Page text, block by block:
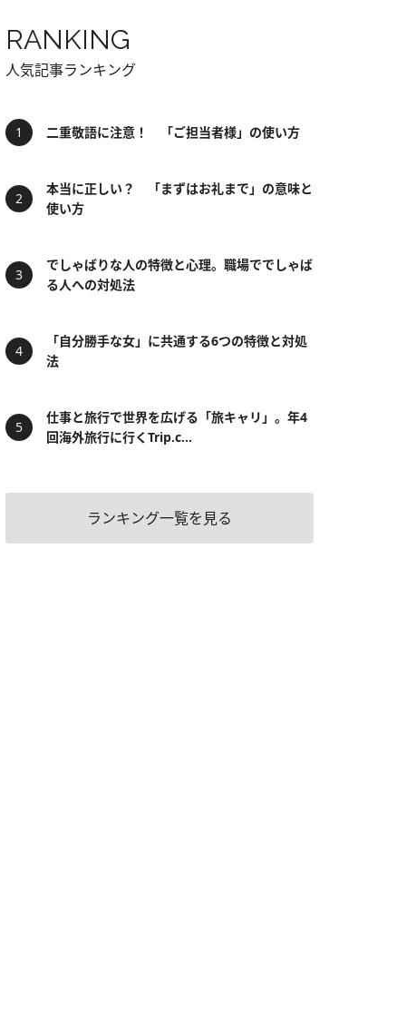
RANKING
人気記事ランキング
二重敬語に注意！ 「ご担当者様」の使い方
本当に正しい？ 「まずはお礼まで」の意味と
使い方
でしゃばりな人の特徴と心理。職場ででしゃば
る人への対処法
「自分勝手な女」に共通する6つの特徴と対処
法
仕事と旅行で世界を広げる「旅キャリ」。年4
回海外旅行に行くTrip.c...
ランキング一覧を見る